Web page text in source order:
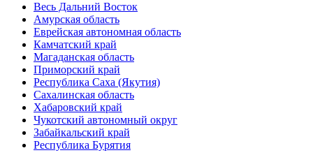
Весь Дальний Восток
Амурская область
Еврейская автономная область
Камчатский край
Магаданская область
Приморский край
Республика Саха (Якутия)
Сахалинская область
Хабаровский край
Чукотский автономный округ
Забайкальский край
Республика Бурятия